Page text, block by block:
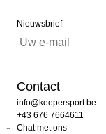
Nieuwsbrief
Contact
info@keepersport.be
+43 676 7664611
Chat met ons